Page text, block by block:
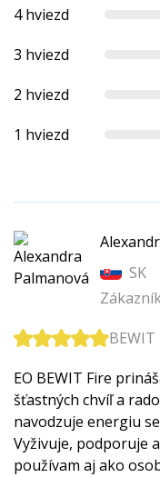
4 hviezd
3 hviezd
2 hviezd
1 hviezd
SK
EO BEWIT Fire
šťastných chvíľ a
navodzuje energiu
Vyživuje, podporuje
používam aj ako